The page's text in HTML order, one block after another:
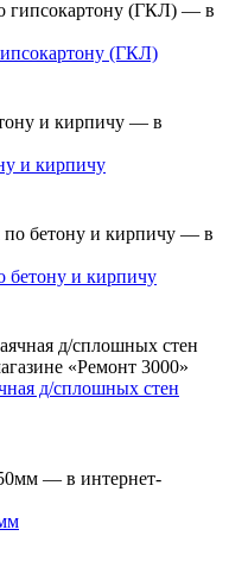
(ГКЛ)
и кирпичу
и кирпичу
д/сплошных стен